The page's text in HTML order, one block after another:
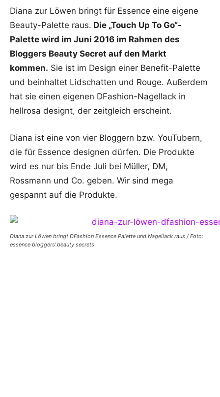
Diana zur Löwen bringt für Essence eine eigene
Beauty-Palette raus. Die „Touch Up To Go“-
Palette wird im Juni 2016 im Rahmen des
Bloggers Beauty Secret auf den Markt
kommen. Sie ist im Design einer Benefit-Palette
und beinhaltet Lidschatten und Rouge. Außerdem
hat sie einen eigenen DFashion-Nagellack in
hellrosa designt, der zeitgleich erscheint.
Diana ist eine von vier Bloggern bzw. YouTubern,
die für Essence designen dürfen. Die Produkte
wird es nur bis Ende Juli bei Müller, DM,
Rossmann und Co. geben. Wir sind mega
gespannt auf die Produkte.
Diana zur Löwen bringt DFashion Essence Palette und Nagellack raus / Foto:
essence bloggers‘ beauty secrets